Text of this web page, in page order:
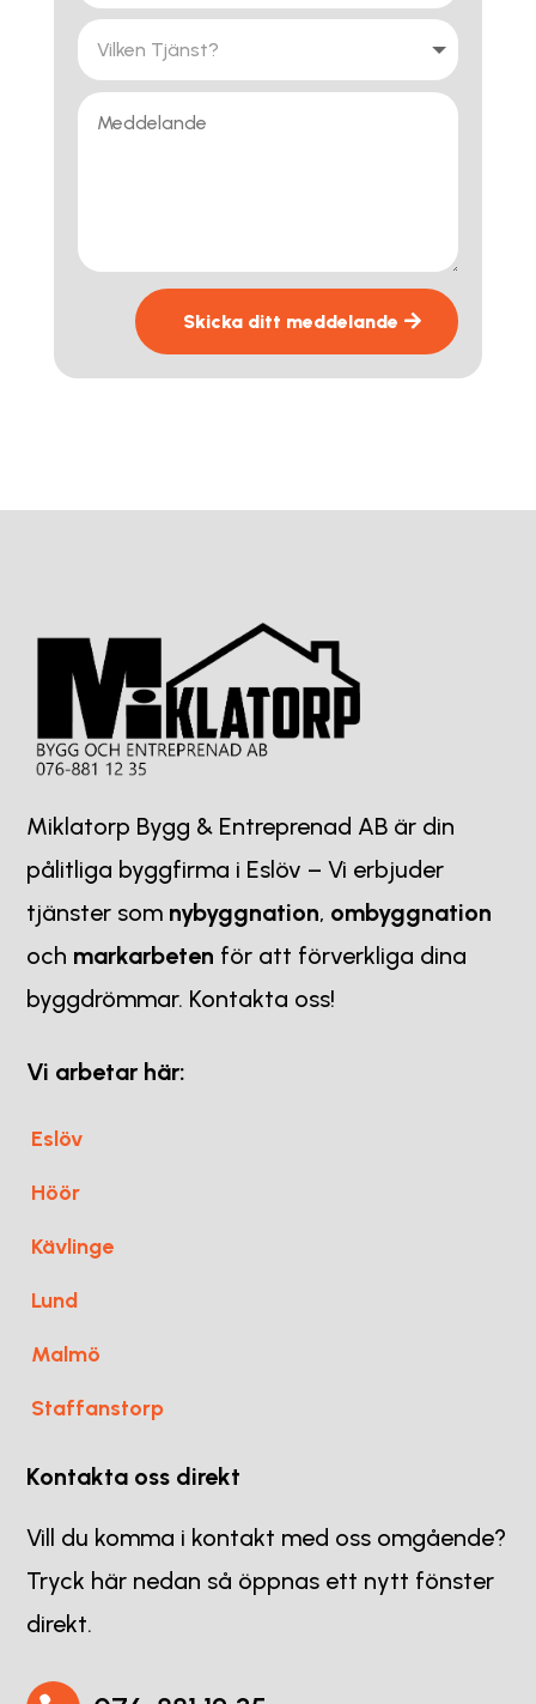
Skicka ditt meddelande
Miklatorp Bygg & Entreprenad AB är din
pålitliga byggfirma i Eslöv – Vi erbjuder
tjänster som nybyggnation, ombyggnation
och markarbeten för att förverkliga dina
byggdrömmar. Kontakta oss!
Vi arbetar här:
Eslöv
Höör
Kävlinge
Lund
Malmö
Staffanstorp
Kontakta oss direkt
Vill du komma i kontakt med oss omgående?
Tryck här nedan så öppnas ett nytt fönster
direkt.